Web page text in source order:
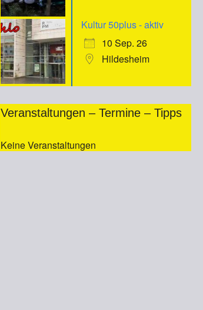
Kultur 50plus - aktiv
10 Sep. 26
Hildesheim
Veranstaltungen – Termine – Tipps
Keine Veranstaltungen